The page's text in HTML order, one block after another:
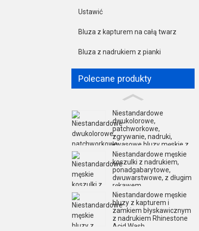
Ustawić
Bluza z kapturem na całą twarz
Bluza z nadrukiem z pianki
Polecane produkty
Niestandardowe
dwukolorowe,
patchworkowe,
zgrywanie, nadruki,
kwasowe bluzy męskie z
kapturem
Niestandardowe męskie
koszulki z nadrukiem,
ponadgabarytowe,
dwuwarstwowe, z długim
rękawem
Niestandardowe męskie
bluzy z kapturem i
zamkiem błyskawicznym
z nadrukiem Rhinestone
Acid Wash